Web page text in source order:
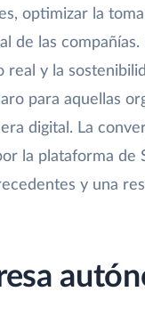
optimizar la
de las
y la
para aquellas
digital. La
la plataforma de
y una